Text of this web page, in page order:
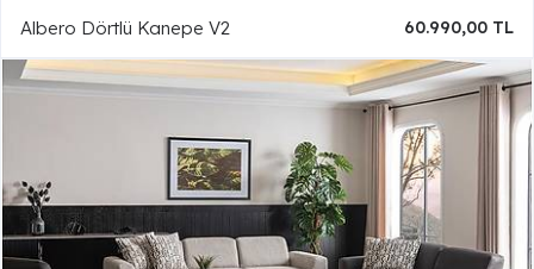
Albero Dörtlü Kanepe V2 60.990,00 TL